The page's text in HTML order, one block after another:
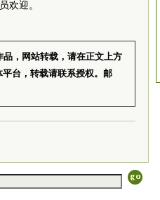
欢迎。
，网站转载，请在正文上方
台，转载请联系授权。邮